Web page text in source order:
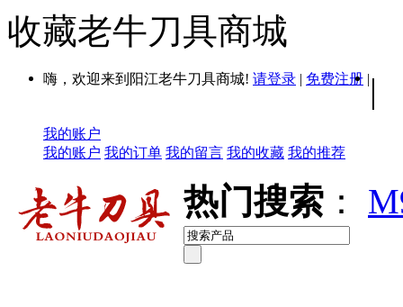
收藏老牛刀具商城
嗨，欢迎来到阳江老牛刀具商城! 请登录 | 免费注册 | |
我的账户
我的账户 我的订单 我的留言 我的收藏 我的推荐
热门搜索 ：